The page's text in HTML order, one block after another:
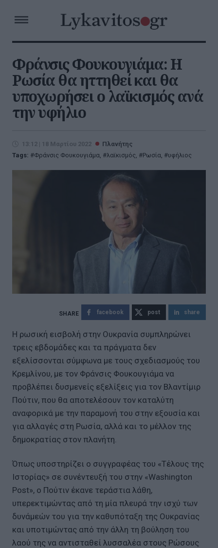
Φράνσις Φουκουγιάμα: Η
Ρωσία θα ηττηθεί και θα
υποχωρήσει ο λαϊκισμός ανά
την υφήλιο
13:12 | 18 Μαρτίου 2022
Πλανήτης
Tags:
Φράνσις Φουκουγιάμα, λαϊκισμός, Ρωσία, υφήλιος
facebook post share
Η ρωσική εισβολή στην Ουκρανία συμπληρώνει
τρεις εβδομάδες και τα πράγματα δεν
εξελίσσονται σύμφωνα με τους σχεδιασμούς του
Κρεμλίνου, με τον Φράνσις Φουκουγιάμα να
προβλέπει δυσμενείς εξελίξεις για τον Βλαντίμιρ
Πούτιν, που θα αποτελέσουν τον καταλύτη
αναφορικά με την παραμονή του στην εξουσία και
για αλλαγές στη Ρωσία, αλλά και το μέλλον της
δημοκρατίας στον πλανήτη.
Όπως υποστηρίζει ο συγγραφέας του «Τέλους της
Ιστορίας» σε συνέντευξή του στην «Washington
Post», ο Πούτιν έκανε τεράστια λάθη,
υπερεκτιμώντας από τη μία πλευρά την ισχύ των
δυνάμεών του για την καθυπόταξη της Ουκρανίας
και υποτιμώντας από την άλλη τη βούληση του
λαού της να αντισταθεί λυσσαλέα στους Ρώσους